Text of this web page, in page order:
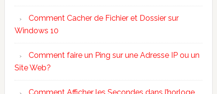
Comment Cacher de Fichier et Dossier sur
Windows 10
Comment faire un Ping sur une Adresse IP ou un
Site Web?